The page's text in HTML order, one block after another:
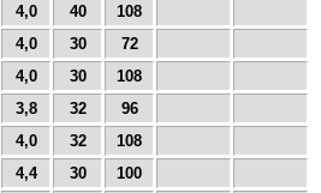
4,0 40
108
4,0 30
72
4,0 30
108
3,8 32
96
4,0 32
108
4,4 30
100